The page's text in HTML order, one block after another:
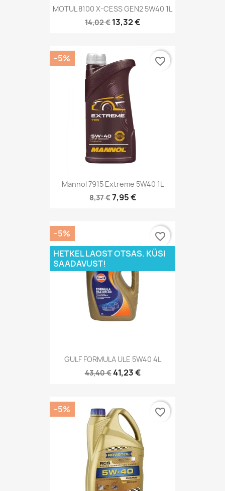
MOTUL 8100 X-CESS GEN2 5W40 1L
14,02 € 13,32 €
Mannol 7915 Extreme 5W40 1L
8,37 €7,95 €
−5% favorite_border
GULF FORMULA ULE 5W40 4L
43,40 €41,23 €
−5%
HETKEL LAOST OTSAS. KÜSI
SAADAVUST!
favorite_border
−5% favorite_border